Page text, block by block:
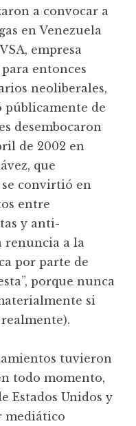
a convocar a
en Venezuela
empresa
entonces
neoliberales,
públicamente de
desembocaron
de 2002 en
que
convirtió en
entre
y anti-
renuncia a la
por parte de
porque nunca
si
tuvieron
todo momento,
Estados Unidos y
mediático